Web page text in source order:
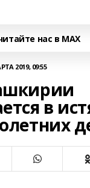
нас в MAX
2019, 09:55
в